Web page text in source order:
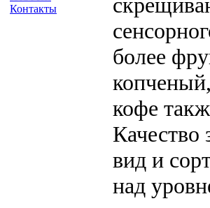
Контакты
более
кофе
Качество
вид и
над